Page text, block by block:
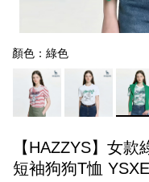
顏色：綠色
【HAZZYS】女
短袖狗狗T恤